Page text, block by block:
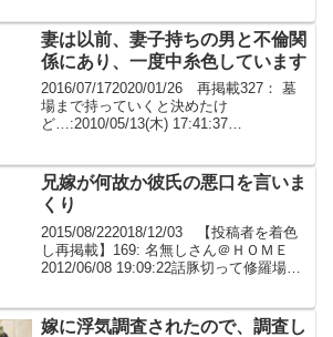
んだけど、新婚さ...
妻は以前、妻子持ちの男と不倫関
係にあり、一度中糸色しています
2016/07/172020/01/26 再掲載327： 墓
場まで持っていくと決めたけ
ど…:2010/05/13(木) 17:41:37
すが、良かったら意見...
兄嫁が何故か彼氏の悪口を言いま
くり
2015/08/222018/12/03 【投稿者を着色
し再掲載】169: 名無しさん＠ＨＯＭＥ
2012/06/08 19:09:22話豚切って修羅場投
されてるのよ！...
嫁に浮気調査されたので、調査し